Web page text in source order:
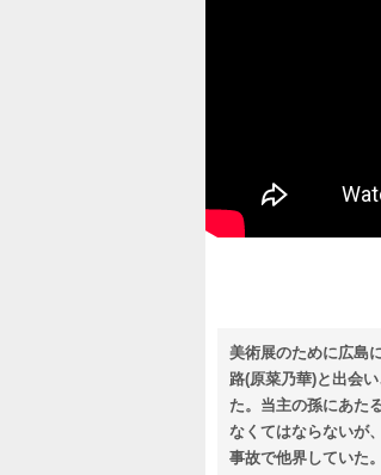
美術展のために広島
路(原菜乃華)と出会
た。当主の孫にあた
なくてはならないが
事故で他界していた。